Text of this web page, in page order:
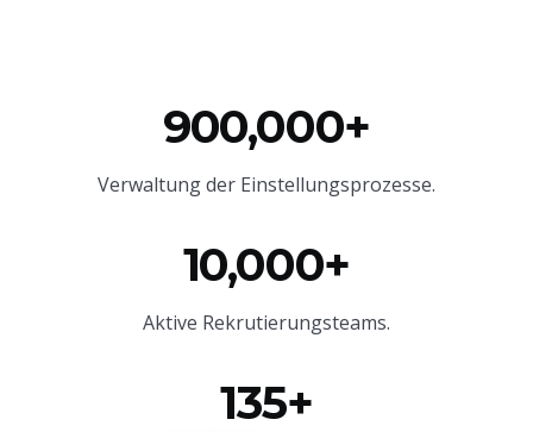
900,000+
Verwaltung der Einstellungsprozesse.
10,000+
Aktive Rekrutierungsteams.
135+